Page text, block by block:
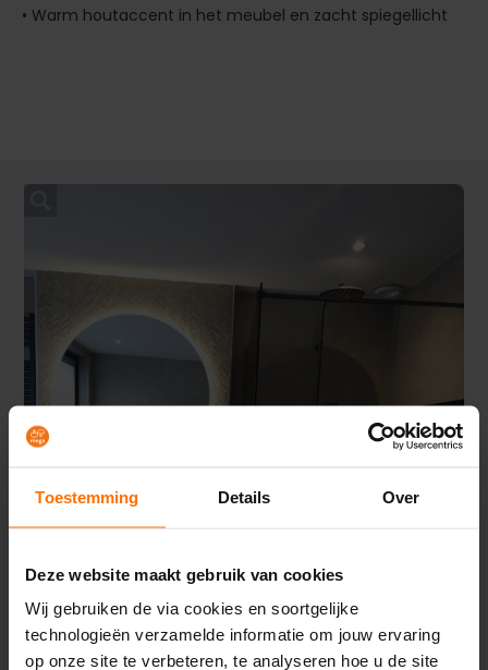
Toestemming Details Over
Deze website maakt gebruik van cookies
Wij gebruiken de via cookies en soortgelijke
technologieën verzamelde informatie om jouw ervaring
op onze site te verbeteren, te analyseren hoe u de site
• Warm houtaccent in het meubel en zacht spiegellicht